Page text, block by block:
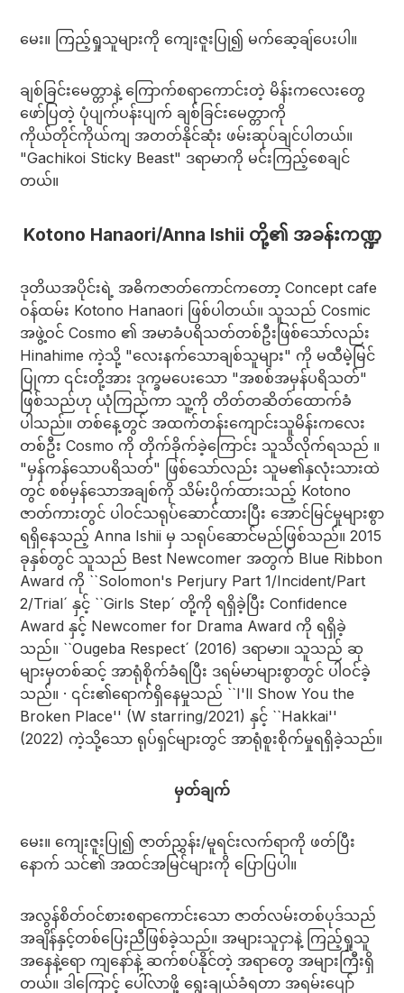
မေး။ ကြည့်ရှုသူများကို ကျေးဇူးပြု၍ မက်ဆေ့ချ်ပေးပါ။
ချစ်ခြင်းမေတ္တာနဲ့ ကြောက်စရာကောင်းတဲ့ မိန်းကလေးတွေ
ဖော်ပြတဲ့ ပုံပျက်ပန်းပျက် ချစ်ခြင်းမေတ္တာကို
ကိုယ်တိုင်ကိုယ်ကျ အတတ်နိုင်ဆုံး ဖမ်းဆုပ်ချင်ပါတယ်။
"Gachikoi Sticky Beast" ဒရာမာကို မင်းကြည့်စေချင်
တယ်။
Kotono Hanaori/Anna Ishii တို့၏ အခန်းကဏ္ဍ
ဒုတိယအပိုင်းရဲ့ အဓိကဇာတ်ကောင်ကတော့ Concept cafe
ဝန်ထမ်း Kotono Hanaori ဖြစ်ပါတယ်။ သူသည် Cosmic
အဖွဲ့ဝင် Cosmo ၏ အမာခံပရိသတ်တစ်ဦးဖြစ်သော်လည်း
Hinahime ကဲ့သို့ "လေးနက်သောချစ်သူများ" ကို မထီမဲ့မြင်
ပြုကာ ၎င်းတို့အား ဒုက္ခမပေးသော "အစစ်အမှန်ပရိသတ်"
ဖြစ်သည်ဟု ယုံကြည်ကာ သူ့ကို တိတ်တဆိတ်ထောက်ခံ
ပါသည်။ တစ်နေ့တွင် အထက်တန်းကျောင်းသူမိန်းကလေး
တစ်ဦး Cosmo ကို တိုက်ခိုက်ခဲ့ကြောင်း သူသိလိုက်ရသည် ။
"မှန်ကန်သောပရိသတ်" ဖြစ်သော်လည်း သူမ၏နှလုံးသားထဲ
တွင် စစ်မှန်သောအချစ်ကို သိမ်းပိုက်ထားသည့် Kotono
ဇာတ်ကားတွင် ပါဝင်သရုပ်ဆောင်ထားပြီး အောင်မြင်မှုများစွာ
ရရှိနေသည့် Anna Ishii မှ သရုပ်ဆောင်မည်ဖြစ်သည်။ 2015
ခုနှစ်တွင် သူသည် Best Newcomer အတွက် Blue Ribbon
Award ကို ``Solomon's Perjury Part 1/Incident/Part
2/Trial´ နှင့် ``Girls Step´ တို့ကို ရရှိခဲ့ပြီး Confidence
Award နှင့် Newcomer for Drama Award ကို ရရှိခဲ့
သည်။ ``Ougeba Respect´ (2016) ဒရာမာ။ သူသည် ဆု
များမှတစ်ဆင့် အာရုံစိုက်ခံရပြီး ဒရမ်မာများစွာတွင် ပါဝင်ခဲ့
သည်။ · ၎င်း၏ရောက်ရှိနေမှုသည် ``I'll Show You the
Broken Place'' (W starring/2021) နှင့် ``Hakkai''
(2022) ကဲ့သို့သော ရုပ်ရှင်များတွင် အာရုံစူးစိုက်မှုရရှိခဲ့သည်။
မှတ်ချက်
မေး။ ကျေးဇူးပြု၍ ဇာတ်ညွှန်း/မူရင်းလက်ရာကို ဖတ်ပြီး
နောက် သင်၏ အထင်အမြင်များကို ပြောပြပါ။
အလွန်စိတ်ဝင်စားစရာကောင်းသော ဇာတ်လမ်းတစ်ပုဒ်သည်
အချိန်နှင့်တစ်ပြေးညီဖြစ်ခဲ့သည်။ အများသူငှာနဲ့ ကြည့်ရှုသူ
အနေနဲ့ရော ကျနော်နဲ့ ဆက်စပ်နိုင်တဲ့ အရာတွေ အများကြီးရှိ
တယ်။ ဒါကြောင့် ပေါ်လာဖို့ ရွေးချယ်ခံရတာ အရမ်းပျော်